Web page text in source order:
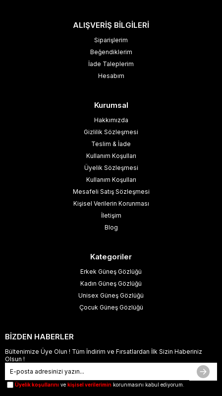
ALIŞVERİŞ BİLGİLERİ
Siparişlerim
Beğendiklerim
İade Taleplerim
Hesabım
Kurumsal
Hakkımızda
Gizlilik Sözleşmesi
Teslim & İade
Kullanım Koşulları
Üyelik Sözleşmesi
Kullanım Koşulları
Mesafeli Satış Sözleşmesi
Kişisel Verilerin Korunması
İletişim
Blog
Kategoriler
Erkek Güneş Gözlüğü
Kadın Güneş Gözlüğü
Unisex Güneş Gözlüğü
Çocuk Güneş Gözlüğü
BİZDEN HABERLER
Bültenimize Üye Olun ! Tüm İndirim ve Fırsatlardan İlk Sizin Haberiniz
Olsun !
Üyelik koşullarını ve kişisel verilerimin korunmasını kabul ediyorum.